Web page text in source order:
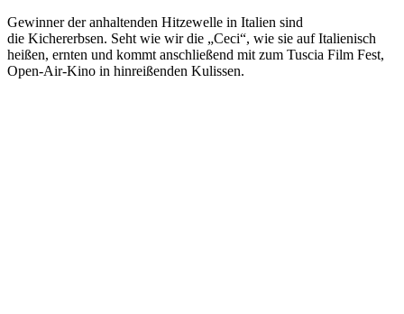
Gewinner der anhaltenden Hitzewelle in Italien sind
die Kichererbsen. Seht wie wir die „Ceci“, wie sie auf Italienisch
heißen, ernten und kommt anschließend mit zum Tuscia Film Fest,
Open-Air-Kino in hinreißenden Kulissen.